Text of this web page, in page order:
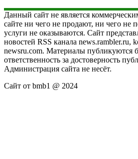
Данный сайт не является
сайте ни чего не продают, ни чего не
услуги не оказываются. Сайт
новостей RSS канала news.rambler.ru,
newsru.com. Материалы публикуются
ответственность за достоверность
Администрация сайта не несёт.
Сайт от bmb1 @ 2024